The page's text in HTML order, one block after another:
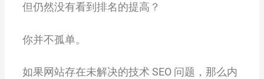
但仍然没有看到排名的提高？
你并不孤单。
如果网站存在未解决的技术 SEO 问题，那么内